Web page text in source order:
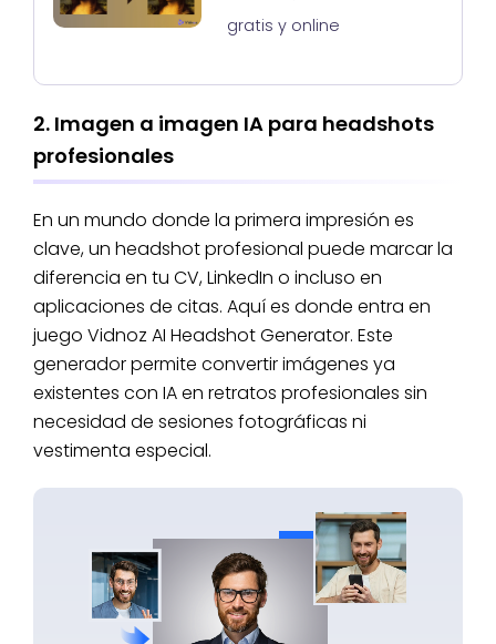
gratis y online
2. Imagen a imagen IA para headshots
profesionales
En un mundo donde la primera impresión es
clave, un headshot profesional puede marcar la
diferencia en tu CV, LinkedIn o incluso en
aplicaciones de citas. Aquí es donde entra en
juego Vidnoz AI Headshot Generator. Este
generador permite convertir imágenes ya
existentes con IA en retratos profesionales sin
necesidad de sesiones fotográficas ni
vestimenta especial.